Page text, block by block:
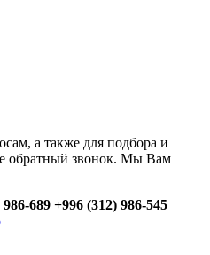
а также для подбора и
обратный звонок. Мы Вам
689 +996 (312) 986-545